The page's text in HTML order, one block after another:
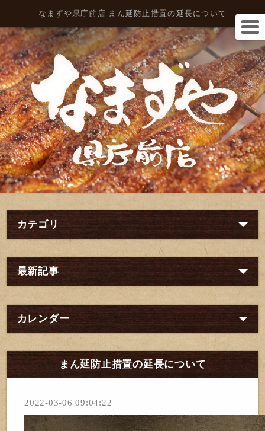
なまずや県庁前店 まん延防止措置の延長について
カテゴリ
最新記事
カレンダー
まん延防止措置の延長について
2022-03-06 09:04:22